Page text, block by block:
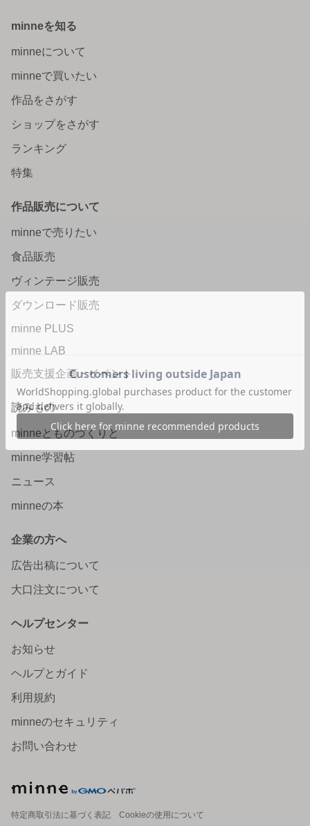
minneを知る
minneについて
minneで買いたい
作品をさがす
ショップをさがす
ランキング
特集
作品販売について
minneで売りたい
食品販売
ヴィンテージ販売
ダウンロード販売
minne PLUS
minne LAB
販売支援企画・イベント
読みもの
minneとものづくりと
minne学習帖
ニュース
minneの本
企業の方へ
広告出稿について
大口注文について
ヘルプセンター
お知らせ
ヘルプとガイド
利用規約
minneのセキュリティ
お問い合わせ
特定商取引法に基づく表記
Cookieの使用について